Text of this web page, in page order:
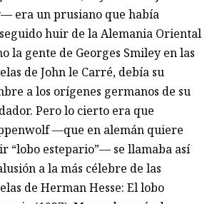
era un prusiano que había
huir de la Alemania Oriental
la gente de Georges Smiley en las
de John le Carré, debía su
a los orígenes germanos de su
Pero lo cierto era que
—que en alemán quiere
“lobo estepario”— se llamaba así
a la más célebre de las
de Herman Hesse: El lobo